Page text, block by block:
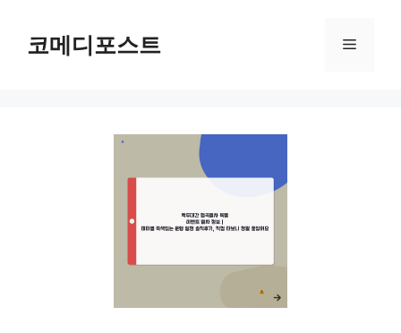
코메디포스트 메